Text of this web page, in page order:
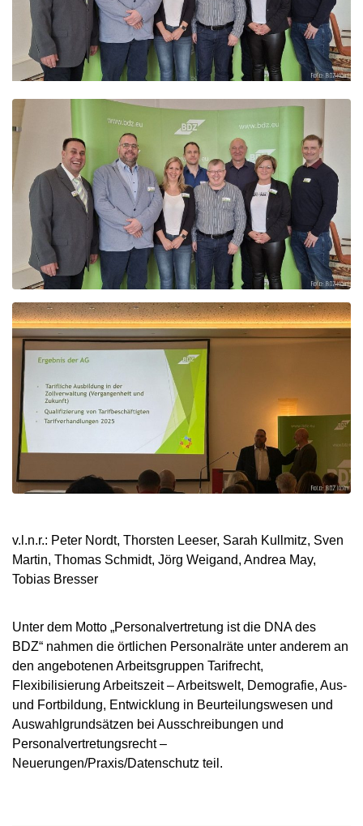
v.l.n.r.: Peter Nordt, Thorsten Leeser, Sarah Kullmitz, Sven
Martin, Thomas Schmidt, Jörg Weigand, Andrea May,
Tobias Bresser
Unter dem Motto „Personalvertretung ist die DNA des
BDZ“ nahmen die örtlichen Personalräte unter anderem an
den angebotenen Arbeitsgruppen Tarifrecht,
Flexibilisierung Arbeitszeit – Arbeitswelt, Demografie, Aus-
und Fortbildung, Entwicklung in Beurteilungswesen und
Auswahlgrundsätzen bei Ausschreibungen und
Personalvertretungsrecht –
Neuerungen/Praxis/Datenschutz teil.